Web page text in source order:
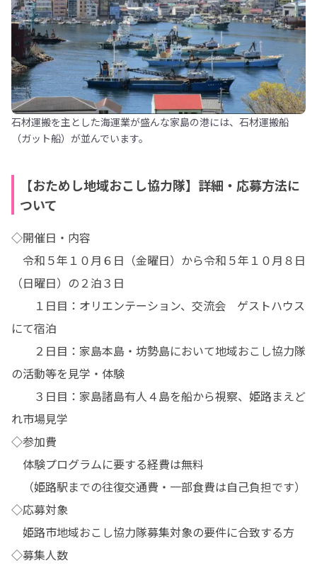
石材運搬を主とした海運業が盛んな家島の港には、石材運搬船
（ガット船）が並んでいます。
【おためし地域おこし協力隊】詳細・応募方法に
ついて
◇開催日・内容
令和５年１０月６日（金曜日）から令和５年１０月８日
（日曜日）の２泊３日
１日目：オリエンテーション、交流会　ゲストハウス
にて宿泊
２日目：家島本島・坊勢島において地域おこし協力隊
の活動等を見学・体験
３日目：家島諸島有人４島を船から視察、姫路まえど
れ市場見学
◇参加費
体験プログラムに要する経費は無料
（姫路駅までの往復交通費・一部食費は自己負担です）
◇応募対象
姫路市地域おこし協力隊募集対象の要件に合致する方
◇募集人数